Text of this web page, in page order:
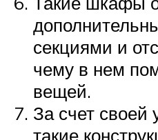
секциями и
чему в нем
вещей.
За счет своей
такие